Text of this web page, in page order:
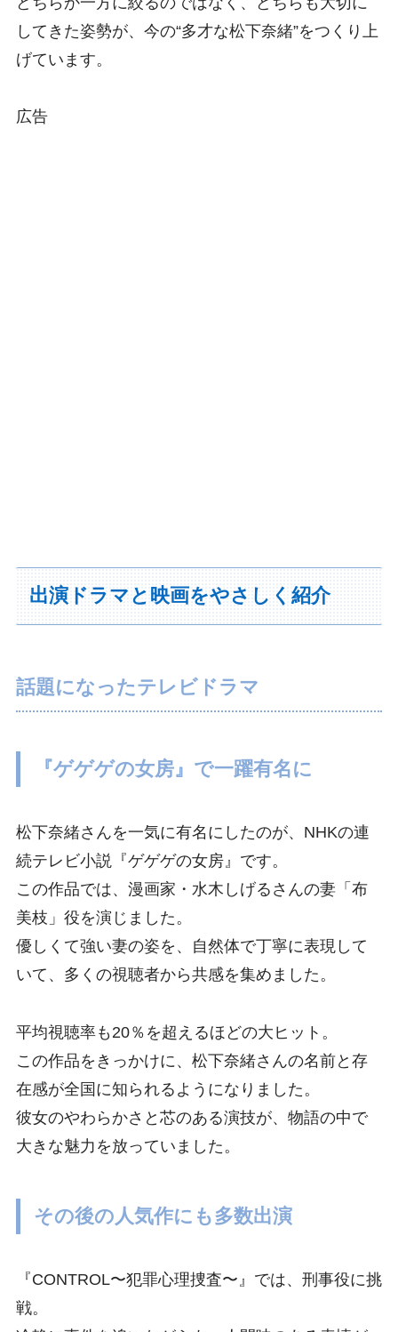
してきた姿勢が、今の“多才な松下奈緒”をつくり上
げています。
広告
出演ドラマと映画をやさしく紹介
話題になったテレビドラマ
『ゲゲゲの女房』で一躍有名に
松下奈緒さんを一気に有名にしたのが、NHKの連
続テレビ小説『ゲゲゲの女房』です。
この作品では、漫画家・水木しげるさんの妻「布
美枝」役を演じました。
優しくて強い妻の姿を、自然体で丁寧に表現して
いて、多くの視聴者から共感を集めました。
平均視聴率も20％を超えるほどの大ヒット。
この作品をきっかけに、松下奈緒さんの名前と存
在感が全国に知られるようになりました。
彼女のやわらかさと芯のある演技が、物語の中で
大きな魅力を放っていました。
その後の人気作にも多数出演
『CONTROL〜犯罪心理捜査〜』では、刑事役に挑
戦。